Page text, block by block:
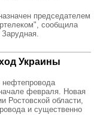
председателем
сообщила
Украины
нефтепровода
февраля. Новая
Ростовской области,
и существенно